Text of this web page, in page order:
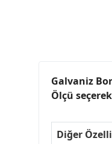
Galvaniz
Ölçü
Diğer